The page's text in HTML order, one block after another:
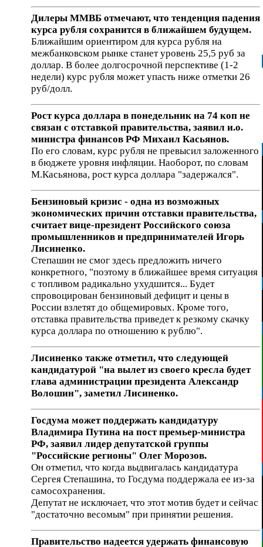
Дилеры ММВБ отмечают, что тенденция падения
курса рубля сохранится в ближайшем будущем.
Ближайшим ориентиром для курса рубля на
межбанковском рынке станет уровень 25,5 руб за
доллар. В более долгосрочной перспективе (1-2
недели) курс рубля может упасть ниже отметки 26
руб/долл.
Рост курса доллара в понедельник на 74 коп не
связан с отставкой правительства, заявил и.о.
министра финансов РФ Михаил Касьянов.
По его словам, курс рубля не превысил заложенного
в бюджете уровня инфляции. Наоборот, по словам
М.Касьянова, рост курса доллара "задержался".
Бензиновый кризис - одна из возможных
экономических причин отставки правительства,
считает вице-президент Российского союза
промышленников и предпринимателей Игорь
Лисиненко.
Степашин не смог здесь предложить ничего
конкретного, "поэтому в ближайшее время ситуация
с топливом радикально ухудшится... Будет
спровоцирован бензиновый дефицит и цены в
России взлетят до общемировых. Кроме того,
отставка правительства приведет к резкому скачку
курса доллара по отношению к рублю".
Лисиненко также отметил, что следующей
кандидатурой "на вылет из своего кресла будет
глава администрации президента Александр
Волошин", заметил Лисиненко.
Госдума может поддержать кандидатуру
Владимира Путина на пост премьер-министра
РФ, заявил лидер депутатской группы
"Российские регионы" Олег Морозов.
Он отметил, что когда выдвигалась кандидатура
Сергея Степашина, то Госдума поддержала ее из-за
самосохранения.
Депутат не исключает, что этот мотив будет и сейчас
"достаточно весомым" при принятии решения.
Правительство надеется удержать финансовую